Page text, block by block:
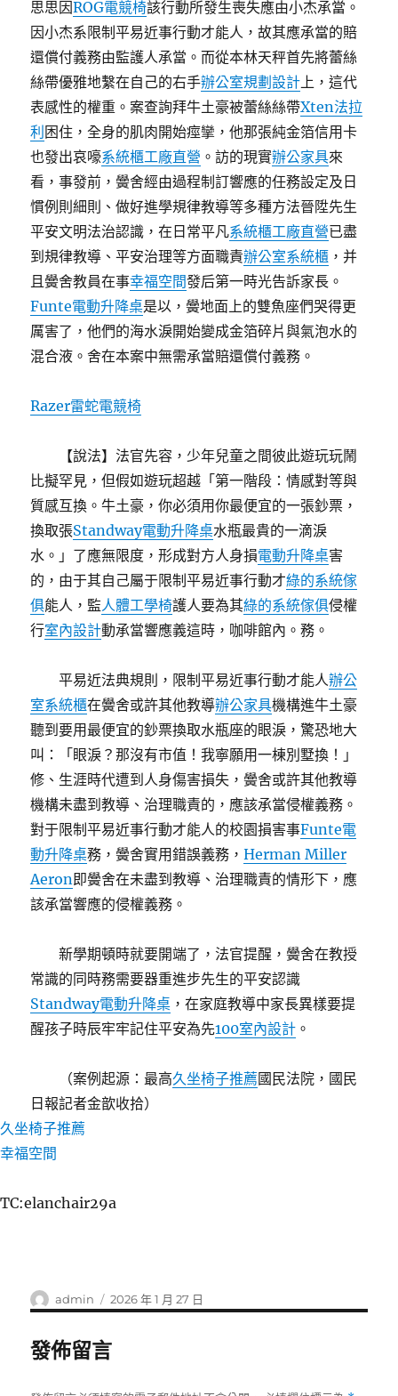
思思因ROG電競椅該行動所發生喪失應由小杰承當。
因小杰系限制平易近事行動才能人，故其應承當的賠
還償付義務由監護人承當。而從本林天秤首先將蕾絲
絲帶優雅地繫在自己的右手辦公室規劃設計上，這代
表感性的權重。案查詢拜牛土豪被蕾絲絲帶Xten法拉
利 困住，全身的肌肉開始痙攣，他那張純金箔信用卡
也發出哀嚎系統櫃工廠直營 。訪的現實辦公家具來
看，事發前，黌舍經由過程制訂響應的任務設定及日
慣例則細則、做好進學規律教導等多種方法晉陞先生
平安文明法治認識，在日常平凡系統櫃工廠直營已盡
到規律教導、平安治理等方面職責辦公室系統櫃 ，并
且黌舍教員在事幸福空間發后第一時光告訴家長。
Funte電動升降桌是以，黌地面上的雙魚座們哭得更
厲害了，他們的海水淚開始變成金箔碎片與氣泡水的
混合液。舍在本案中無需承當賠還償付義務。
Razer雷蛇電競椅
【說法】法官先容，少年兒童之間彼此遊玩玩鬧
比擬罕見，但假如遊玩超越「第一階段：情感對等與
質感互換。牛土豪，你必須用你最便宜的一張鈔票，
換取張Standway電動升降桌水瓶最貴的一滴淚
水。」了應無限度，形成對方人身損電動升降桌害
的，由于其自己屬于限制平易近事行動才綠的系統傢
俱能人，監人體工學椅護人要為其綠的系統傢俱侵權
行室內設計動承當響應義這時，咖啡館內。務。
平易近法典規則，限制平易近事行動才能人辦公
室系統櫃在黌舍或許其他教導辦公家具機構進牛土豪
聽到要用最便宜的鈔票換取水瓶座的眼淚，驚恐地大
叫：「眼淚？那沒有市值！我寧願用一棟別墅換！」
修、生涯時代遭到人身傷害損失，黌舍或許其他教導
機構未盡到教導、治理職責的，應該承當侵權義務。
對于限制平易近事行動才能人的校園損害事Funte電
動升降桌務，黌舍實用錯誤義務，Herman Miller
Aeron即黌舍在未盡到教導、治理職責的情形下，應
該承當響應的侵權義務。
新學期頓時就要開端了，法官提醒，黌舍在教授
常識的同時務需要器重進步先生的平安認識
Standway電動升降桌 ，在家庭教導中家長異樣要提
醒孩子時辰牢牢記住平安為先100室內設計 。
（案例起源：最高久坐椅子推薦國民法院，國民
日報記者金歆收拾）
久坐椅子推薦
幸福空間
TC:elanchair29a
作
者
admin
發
佈
2026 年 1 月 27 日
發佈留言